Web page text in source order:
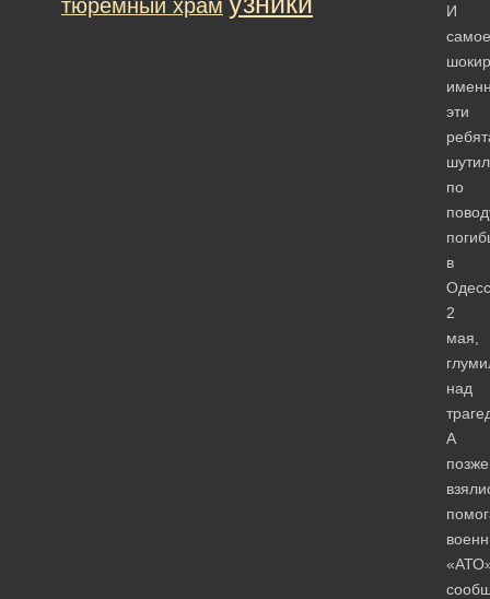
И
самое
эти
по
в
2
мая,
над
А
позже
тюремный храм